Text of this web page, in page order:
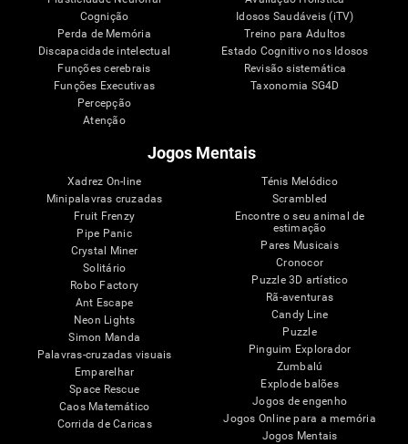
Cognição
Perda de Memória
Discapacidade intelectual
Funções cerebrais
Funções Executivas
Percepção
Atenção
Idosos Saudáveis (iTV)
Treino para Adultos
Estado Cognitivo nos Idosos
Revisão sistemática
Taxonomia SG4D
Jogos Mentais
Xadrez On-line
Minipalavras cruzadas
Fruit Frenzy
Pipe Panic
Crystal Miner
Solitário
Robo Factory
Ant Escape
Neon Lights
Simon Manda
Palavras-cruzadas visuais
Emparelhar
Space Rescue
Caos Matemático
Corrida de Caricas
Ténis Melódico
Scrambled
Encontre o seu animal de
estimação
Pares Musicais
Cronocor
Puzzle 3D artístico
Rã-aventuras
Candy Line
Puzzle
Pinguim Explorador
Zumbalú
Explode balões
Jogos de engenho
Jogos Online para a memória
Jogos Mentais